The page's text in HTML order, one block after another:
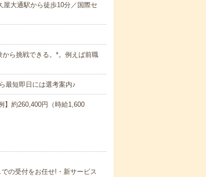
屋大通駅から徒歩10分／国際セ
ら挑戦できる。*。例えば前職
最短即日には選考案内♪
約260,400円（時給1,600
の受付をお任せ!・新サービス